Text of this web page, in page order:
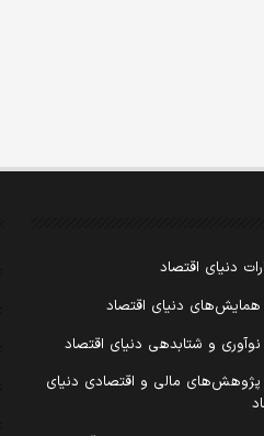
دنیای اقتصاد
همایش‌های دنیای اقتصاد
نوآوری و شتابدهی دنیای اقتصاد
پژوهش‌های مالی و اقتصادی دنیای